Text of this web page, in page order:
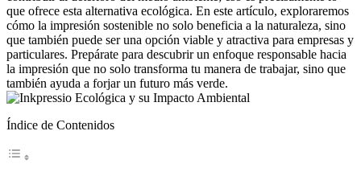
que ofrece esta alternativa ecológica. En este artículo, exploraremos
cómo la impresión sostenible no solo beneficia a la naturaleza, sino
que también puede ser una opción viable y atractiva para empresas y
particulares. Prepárate para descubrir un enfoque responsable hacia
la impresión que no solo transforma tu manera de trabajar, sino que
también ayuda a forjar un futuro más verde.
Índice de Contenidos